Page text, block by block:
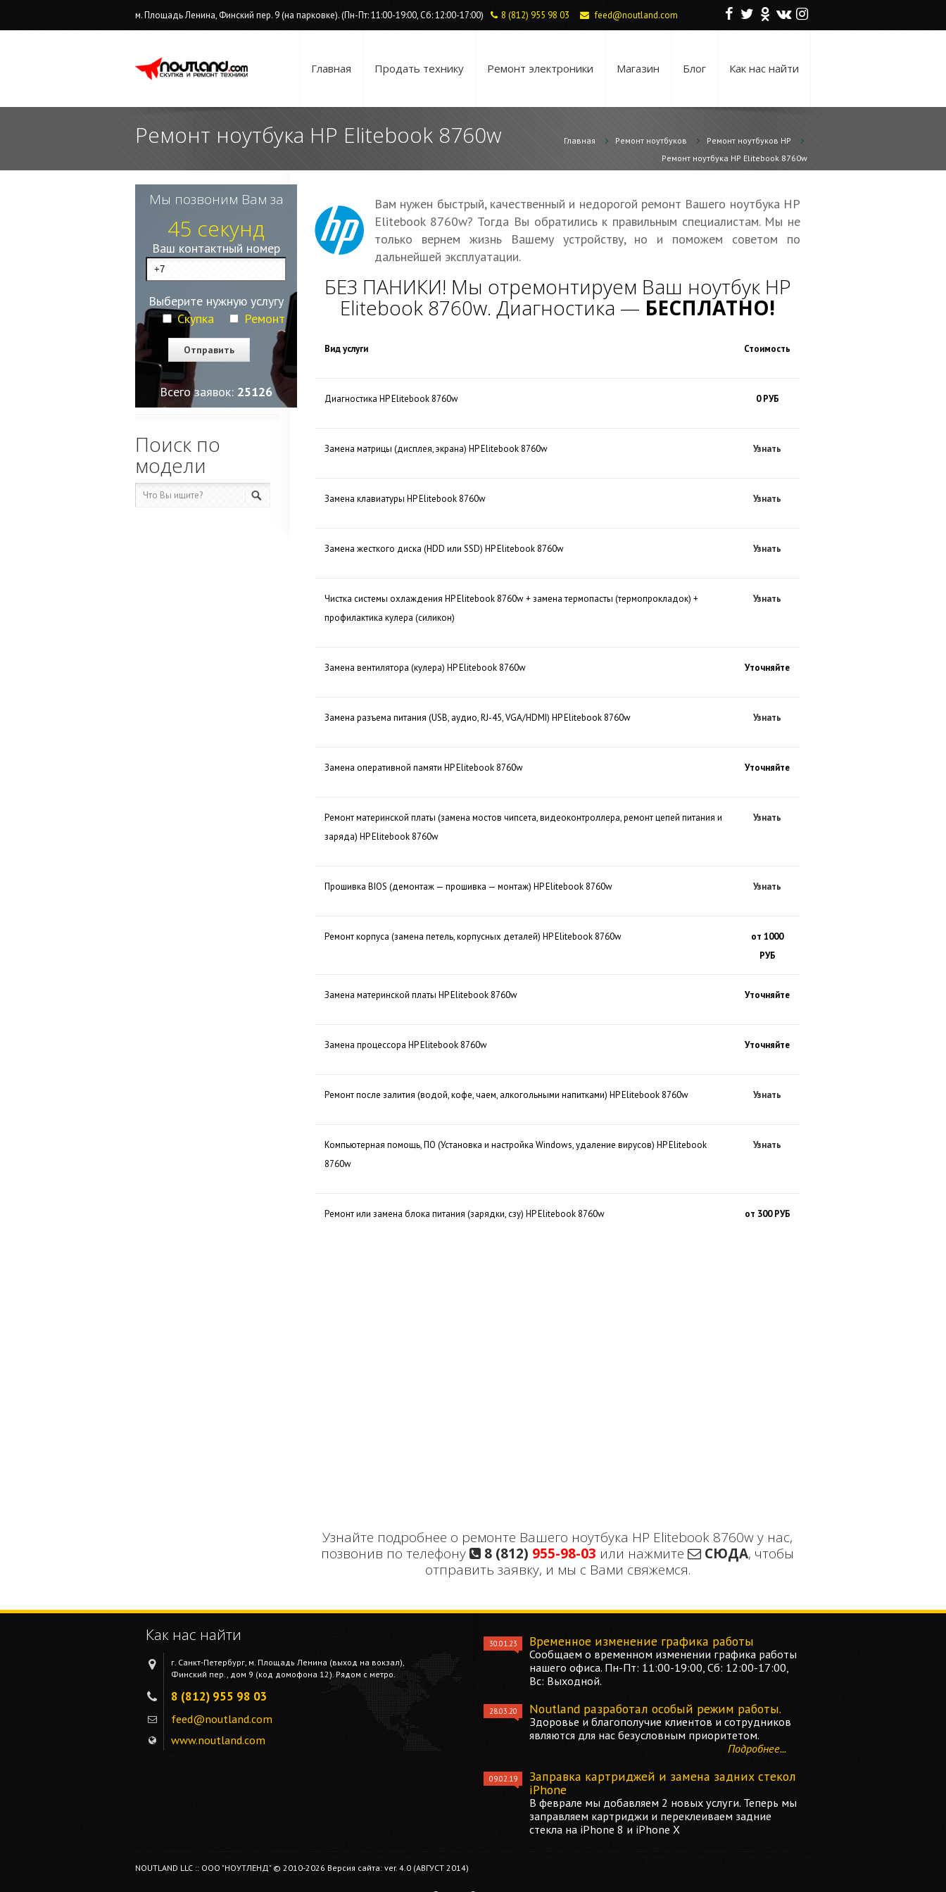
F T O V I
м. Площадь Ленина, Финский пер. 9 (на парковке). (Пн-Пт: 11:00-19:00, Сб: 12:00-17:00) 8 (812) 955 98 03 feed@noutland.com
Главная Продать технику Ремонт электроники Магазин Блог Как нас найти
Ремонт ноутбука HP Elitebook 8760w Главная Ремонт ноутбуков
Ремонт ноутбуков HP
Ремонт ноутбука HP Elitebook 8760w
Вам нужен быстрый, качественный и недорогой ремонт Вашего ноутбука HP
Elitebook 8760w? Тогда Вы обратились к правильным специалистам. Мы не
только вернем жизнь Вашему устройству, но и поможем советом по
дальнейшей эксплуатации.
БЕЗ ПАНИКИ! Мы отремонтируем Ваш ноутбук HP
Elitebook 8760w. Диагностика — БЕСПЛАТНО!
Вид услуги Стоимость
Диагностика HP Elitebook 8760w 0 РУБ
Замена матрицы (дисплея, экрана) HP Elitebook 8760w Узнать
Замена клавиатуры HP Elitebook 8760w Узнать
Замена жесткого диска (HDD или SSD) HP Elitebook 8760w Узнать
Чистка системы охлаждения HP Elitebook 8760w + замена термопасты (термопрокладок) +
профилактика кулера (силикон)
Узнать
Замена вентилятора (кулера) HP Elitebook 8760w Уточняйте
Замена разъема питания (USB, аудио, RJ-45, VGA/HDMI) HP Elitebook 8760w Узнать
Замена оперативной памяти HP Elitebook 8760w Уточняйте
Ремонт материнской платы (замена мостов чипсета, видеоконтроллера, ремонт цепей питания и
заряда) HP Elitebook 8760w
Узнать
Прошивка BIOS (демонтаж — прошивка — монтаж) HP Elitebook 8760w Узнать
Ремонт корпуса (замена петель, корпусных деталей) HP Elitebook 8760w
от 1000
РУБ
Замена материнской платы HP Elitebook 8760w Уточняйте
Замена процессора HP Elitebook 8760w Уточняйте
Ремонт после залития (водой, кофе, чаем, алкогольными напитками) HP Elitebook 8760w Узнать
Компьютерная помощь, ПО (Установка и настройка Windows, удаление вирусов) HP Elitebook
8760w
Узнать
Ремонт или замена блока питания (зарядки, сзу) HP Elitebook 8760w от 300 РУБ
Узнайте подробнее о ремонте Вашего ноутбука HP Elitebook 8760w у нас,
позвонив по телефону
8 (812) 955-98-03 или нажмите СЮДА, чтобы
отправить заявку, и мы с Вами свяжемся.
Мы позвоним Вам за
45 секунд
Ваш контактный номер
Выберите нужную услугу
Скупка
Ремонт
Всего заявок: 25129
Поиск по
модели
Как нас найти
г. Санкт-Петербург, м. Площадь Ленина (выход на вокзал),
Финский пер., дом 9 (код домофона 12). Рядом с метро.
8 (812) 955 98 03
feed@noutland.com
www.noutland.com
30.01.23 Временное изменение графика работы
Сообщаем о временном изменении графика работы
нашего офиса. Пн-Пт: 11:00-19:00, Сб: 12:00-17:00,
Вс: Выходной.
28.03.20 Noutland разработал особый режим работы.
Здоровье и благополучие клиентов и сотрудников
являются для нас безусловным приоритетом.
Подробнее...
09.02.19
Заправка картриджей и замена задних стекол
iPhone
В феврале мы добавляем 2 новых услуги. Теперь мы
заправляем картриджи и переклеиваем задние
стекла на iPhone 8 и iPhone X
NOUTLAND LLC :: ООО "НОУТЛЕНД" © 2010-2026 Версия сайта: ver. 4.0 (АВГУСТ 2014)